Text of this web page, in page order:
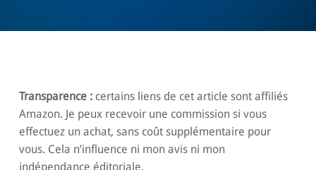
Transparence :certains liens de cet article sont affiliés
Amazon. Je peux recevoir une commission si vous
effectuez un achat, sans coût supplémentaire pour
vous. Cela n’influence ni mon avis ni mon
indépendance éditoriale.